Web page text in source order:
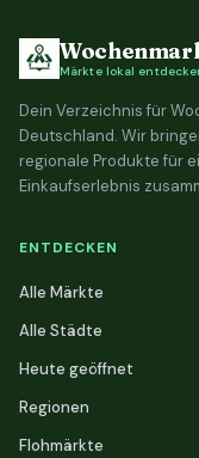
Märkte lokal
Dein Verzeichnis für
Deutschland. Wir
regionale Produkte für
Einkaufserlebnis
ENTDECKEN
Alle Märkte
Alle Städte
Heute geöffnet
Regionen
Flohmärkte